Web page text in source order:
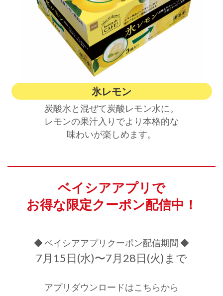
氷レモン
炭酸水と混ぜて炭酸レモン水に。
レモンの果汁入りでより本格的な
味わいが楽しめます。
ベイシアアプリで
お得な限定クーポン配信中！
◆ ベイシアアプリクーポン配信期間 ◆
7月15日(水)〜7月28日(火)まで
アプリダウンロードはこちらから